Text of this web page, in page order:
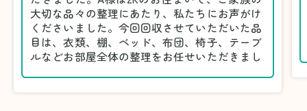
大切な品々の整理にあたり、私たちにお声がけ
くださいました。今回回収させていただいた品
目は、衣類、棚、ベッド、布団、椅子、テーブ
ルなどお部屋全体の整理をお任せいただきまし